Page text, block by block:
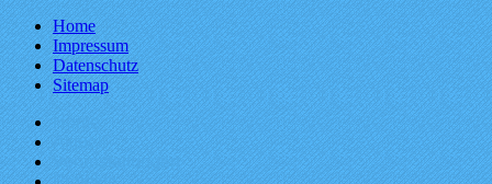
Home
Impressum
Datenschutz
Sitemap
Home
Aktuell
Veranstaltungen